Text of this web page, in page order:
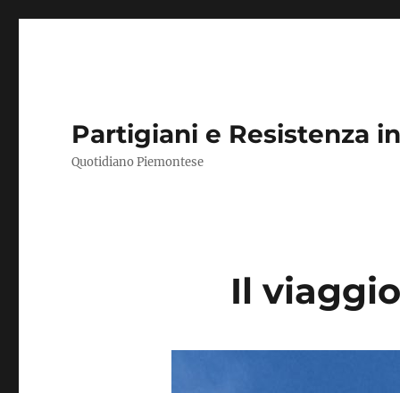
Partigiani e Resistenza
Quotidiano Piemontese
Il